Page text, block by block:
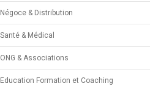
Négoce & Distribution
Santé & Médical
ONG & Associations
Education Formation et Coaching